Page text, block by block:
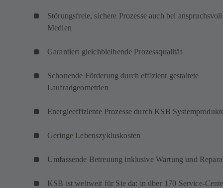
Störungsfreie, sichere Prozesse auch bei
Medien
Garantiert gleichbleibende Prozessqualität
Schonende Förderung durch effizient gestaltete
Laufradgeometrien
Energieeffiziente Prozesse durch KSB
Geringe Lebenszykluskosten
Umfassende Betreuung inklusive Wartung und
KSB ist weltweit für Sie da: in über 170 Service-